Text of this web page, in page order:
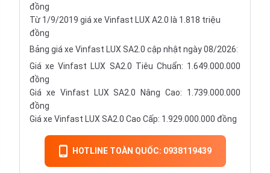
đồng
Từ 1/9/2019 giá xe Vinfast LUX A2.0 là 1.818 triệu
đồng
Bảng giá xe Vinfast LUX SA2.0 cập nhật ngày 08/2026:
Giá xe Vinfast LUX SA2.0 Tiêu Chuẩn: 1.649.000.000
đồng
Giá xe Vinfast LUX SA2.0 Nâng Cao: 1.739.000.000
đồng
Giá xe Vinfast LUX SA2.0 Cao Cấp: 1.929.000.000 đồng
HOTLINE TOÀN QUỐC: 0938119439